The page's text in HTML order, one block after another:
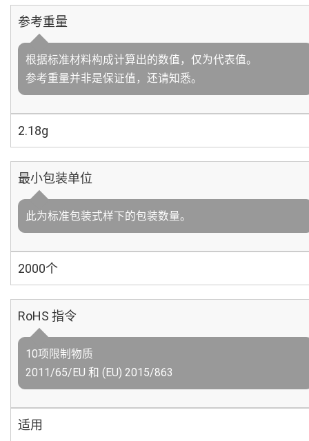
参考重量
根据标准材料构成计算出的数值，仅为代表值。
参考重量并非是保证值，还请知悉。
2.18g
最小包装单位
此为标准包装式样下的包装数量。
2000个
RoHS 指令
10项限制物质
2011/65/EU 和 (EU) 2015/863
适用